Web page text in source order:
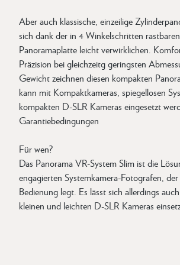
Aber auch klassische, einzeilige
sich dank der in 4 Winkelschritten
Panoramaplatte leicht verwirklichen.
Präzision bei gleichzeitg geringsten
Gewicht zeichnen diesen kompakten
kann mit Kompaktkameras, spiegellosen
kompakten D-SLR Kameras eingesetzt
Garantiebedingungen
Für wen?
Das Panorama VR-System Slim ist die
engagierten Systemkamera-Fotografen,
Bedienung legt. Es lässt sich allerdings
kleinen und leichten D-SLR Kameras